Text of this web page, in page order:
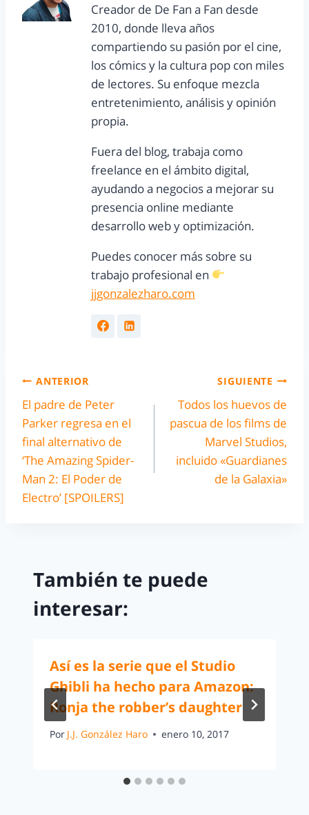
Creador de De Fan a Fan desde
2010, donde lleva años
compartiendo su pasión por el cine,
los cómics y la cultura pop con miles
de lectores. Su enfoque mezcla
entretenimiento, análisis y opinión
propia.
Fuera del blog, trabaja como
freelance en el ámbito digital,
ayudando a negocios a mejorar su
presencia online mediante
desarrollo web y optimización.
Puedes conocer más sobre su
trabajo profesional en
jjgonzalezharo.com
ANTERIOR
El padre de Peter
Parker regresa en el
final alternativo de
‘The Amazing Spider-
Man 2: El Poder de
Electro’ [SPOILERS]
SIGUIENTE
Todos los huevos de
pascua de los films de
Marvel Studios,
incluido «Guardianes
de la Galaxia»
También te puede
interesar:
Así es la serie que el Studio
Ghibli ha hecho para Amazon:
Ronja the robber’s daughter
Por J.J. González Haro enero 10, 2017